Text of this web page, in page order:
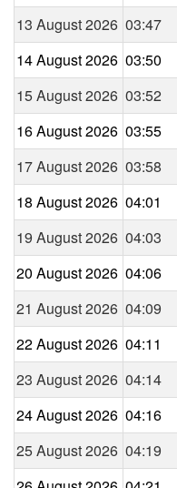
13 August 2026 03:47
14 August 2026 03:50
15 August 2026 03:52
16 August 2026 03:55
17 August 2026 03:58
18 August 2026 04:01
19 August 2026 04:03
20 August 2026 04:06
21 August 2026 04:09
22 August 2026 04:11
23 August 2026 04:14
24 August 2026 04:16
25 August 2026 04:19